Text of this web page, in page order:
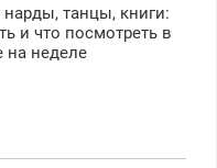
нарды, танцы, книги:
и что посмотреть в
на неделе